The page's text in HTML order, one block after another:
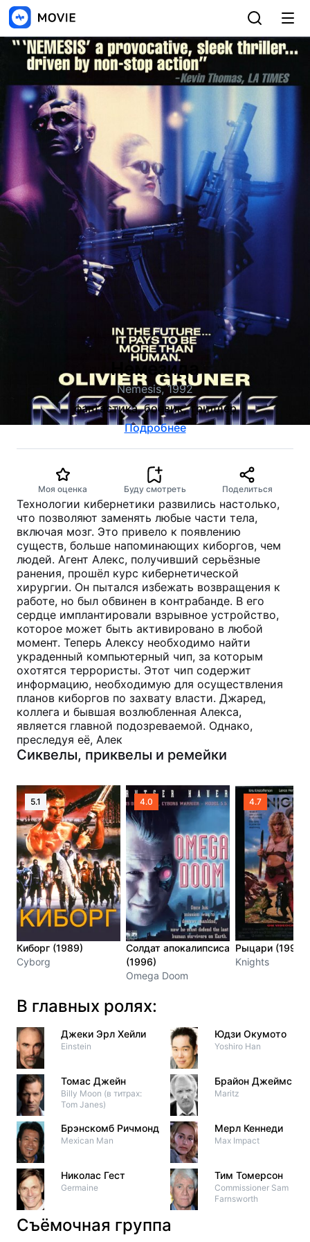
Немезида
Nemesis, 1992
фантастика, боевик, триллер
Подробнее
Моя оценка Буду смотреть Поделиться
Технологии кибернетики развились настолько,
что позволяют заменять любые части тела,
включая мозг. Это привело к появлению
существ, больше напоминающих киборгов, чем
людей. Агент Алекс, получивший серьёзные
ранения, прошёл курс кибернетической
хирургии. Он пытался избежать возвращения к
работе, но был обвинен в контрабанде. В его
сердце имплантировали взрывное устройство,
которое может быть активировано в любой
момент. Теперь Алексу необходимо найти
украденный компьютерный чип, за которым
охотятся террористы. Этот чип содержит
информацию, необходимую для осуществления
планов киборгов по захвату власти. Джаред,
коллега и бывшая возлюбленная Алекса,
является главной подозреваемой. Однако,
преследуя её, Алек
Сиквелы, приквелы и ремейки
5.1
Киборг (1989)
Cyborg
4.0
Солдат апокалипсиса
(1996)
Omega Doom
4.7
Рыцари (1993)
Knights
В главных ролях:
Джеки Эрл Хейли
Einstein
Томас Джейн
Billy Moon (в титрах:
Tom Janes)
Брэнскомб Ричмонд
Mexican Man
Николас Гест
Germaine
Юдзи Окумото
Yoshiro Han
Брайон Джеймс
Maritz
Мерл Кеннеди
Max Impact
Тим Томерсон
Commissioner Sam
Farnsworth
Съёмочная группа